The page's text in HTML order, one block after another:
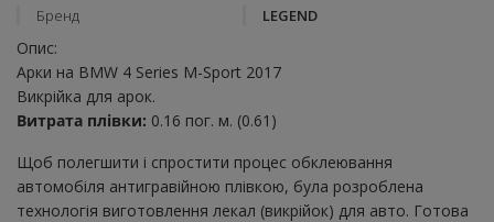
Бренд
LEGEND
Опис:
Арки на BMW 4 Series M-Sport 2017
Викрійка для арок.
Витрата плівки: 0.16 пог. м. (0.61)
Щоб полегшити і спростити процес обклеювання
автомобіля антигравійною плівкою, була розроблена
технологія виготовлення лекал (викрійок) для авто. Готова